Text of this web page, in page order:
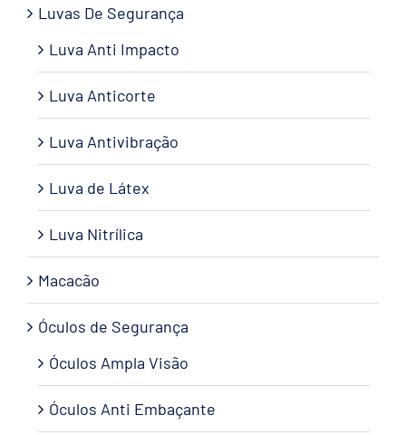
Luvas De Segurança
Luva Anti Impacto
Luva Anticorte
Luva Antivibração
Luva de Látex
Luva Nitrílica
Macacão
Óculos de Segurança
Óculos Ampla Visão
Óculos Anti Embaçante